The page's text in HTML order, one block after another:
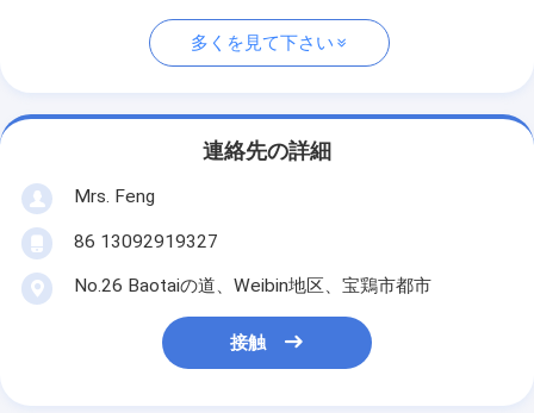
多くを見て下さい
連絡先の詳細
Mrs. Feng
86 13092919327
No.26 Baotaiの道、Weibin地区、宝鶏市都市
接触